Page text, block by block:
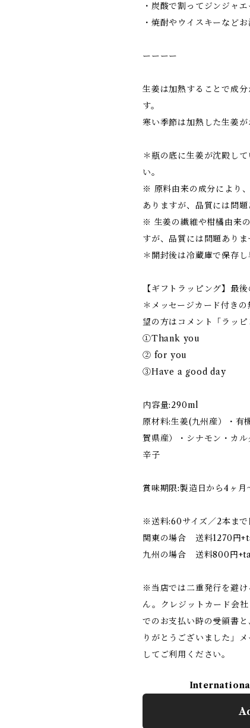
・炭酸で割ってジンジャエ
・焼酎やウイスキーなど
ーーーー
生姜は加熱することで成
す。
寒い季節は加熱した生姜が
＊瓶の底に生姜が沈殿し
い。
※ 原料由来の成分により
ありますが、品質には問題
※ 生姜の繊維や柑橘由来
すが、品質には問題ありま
＊開封後は冷蔵庫で保存
【ギフトラッピング】最
＊メッセージカード付き
望の方はコメント「ラッ
①Thank you
② for you
③Have a good day
内容量:290ml
原材料:生姜(九州産）・有
賀県産）・シナモン・カ
辛子
賞味期限:製造日から4ヶ月
※送料:60サイズ／2本まで
関東の場合 送料1270円
九州の場合 送料800円
※当店では二重発行を避
ん。クレジットカード会
でのお支払い時の受領書
りがとうございました」
してご利用ください。